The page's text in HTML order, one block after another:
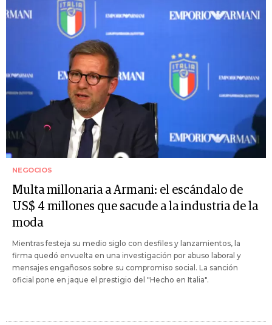
NEGOCIOS
Multa millonaria a Armani: el escándalo de
US$ 4 millones que sacude a la industria de la
moda
Mientras festeja su medio siglo con desfiles y lanzamientos, la
firma quedó envuelta en una investigación por abuso laboral y
mensajes engañosos sobre su compromiso social. La sanción
oficial pone en jaque el prestigio del "Hecho en Italia".